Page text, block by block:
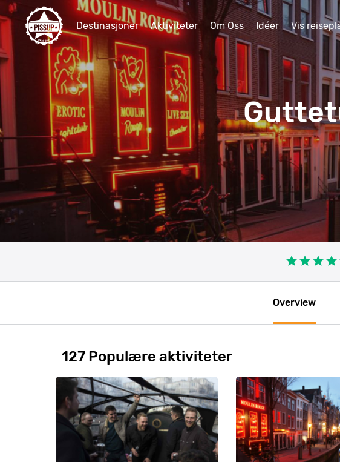
Destinasjoner Aktiviteter Om Oss Idéer Vis
Overview
127 Populære aktiviteter